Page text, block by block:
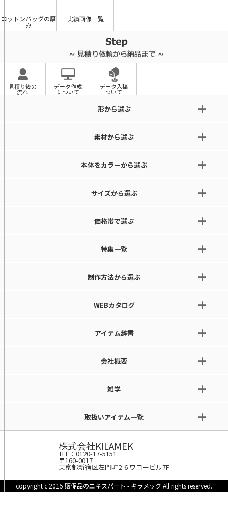
コットンバッグの厚
み
実績画像一覧
見積り後の
流れ
データ作成
について
データ入稿
ついて
形から選ぶ
素材から選ぶ
本体をカラーから選ぶ
サイズから選ぶ
価格帯で選ぶ
特集一覧
制作方法から選ぶ
WEBカタログ
アイテム辞書
会社概要
雑学
取扱いアイテム一覧
株式会社KILAMEK
TEL：0120-17-5151
〒160-0017
東京都新宿区左門町2-6 ワコービル7F
copyright c 2015 販促品のエキスパート - キラメック All rights reserved.